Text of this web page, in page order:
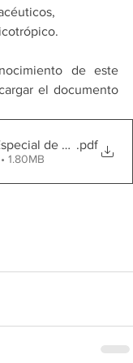
de este
el documento
de Registro y
.pdf
1.80MB